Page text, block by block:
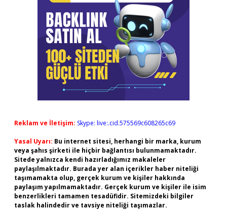
Reklam ve İletişim: Skype: live:.cid.575569c608265c69
Yasal Uyarı: Bu internet sitesi, herhangi bir marka, kurum
veya şahıs şirketi ile hiçbir bağlantısı bulunmamaktadır.
Sitede yalnızca kendi hazırladığımız makaleler
paylaşılmaktadır. Burada yer alan içerikler haber niteliği
taşımamakta olup, gerçek kurum ve kişiler hakkında
paylaşım yapılmamaktadır. Gerçek kurum ve kişiler ile isim
benzerlikleri tamamen tesadüfidir. Sitemizdeki bilgiler
taslak halindedir ve tavsiye niteliği taşımazlar.